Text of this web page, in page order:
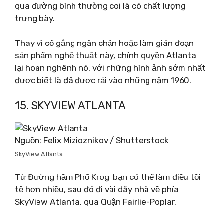
qua đường bình thường coi là có chất lượng
trưng bày.
Thay vì cố gắng ngăn chặn hoặc làm gián đoạn
sản phẩm nghệ thuật này, chính quyền Atlanta
lại hoan nghênh nó, với những hình ảnh sớm nhất
được biết là đã được rải vào những năm 1960.
15. SKYVIEW ATLANTA
Nguồn: Felix Mizioznikov / Shutterstock
SkyView Atlanta
Từ Đường hầm Phố Krog, bạn có thể làm điều tồi
tệ hơn nhiều, sau đó đi vài dãy nhà về phía
SkyView Atlanta, qua Quận Fairlie-Poplar.